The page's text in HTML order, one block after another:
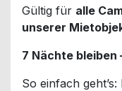
Gültig für alle
unserer
7 Nächte bleiben
So einfach